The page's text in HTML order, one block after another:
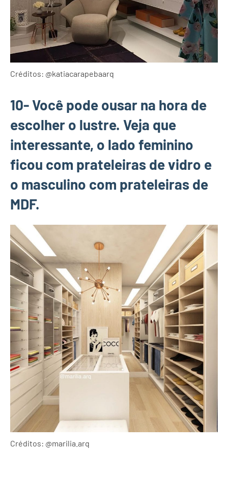
Créditos: @katiacarapebaarq
10- Você pode ousar na hora de
escolher o lustre. Veja que
interessante, o lado feminino
ficou com prateleiras de vidro e
o masculino com prateleiras de
MDF.
Créditos: @marilia.arq